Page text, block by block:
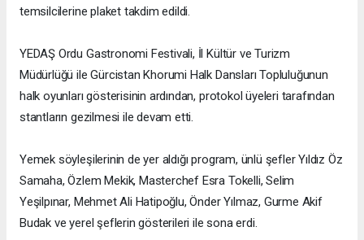
temsilcilerine plaket takdim edildi.
YEDAŞ Ordu Gastronomi Festivali, İl Kültür ve Turizm
Müdürlüğü ile Gürcistan Khorumi Halk Dansları Topluluğunun
halk oyunları gösterisinin ardından, protokol üyeleri tarafından
stantların gezilmesi ile devam etti.
Yemek söyleşilerinin de yer aldığı program, ünlü şefler Yıldız Öz
Samaha, Özlem Mekik, Masterchef Esra Tokelli, Selim
Yeşilpınar, Mehmet Ali Hatipoğlu, Önder Yılmaz, Gurme Akif
Budak ve yerel şeflerin gösterileri ile sona erdi.